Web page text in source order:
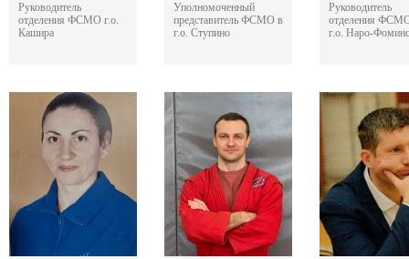
Руководитель
отделения ФСМО г.о.
Кашира
Уполномоченный
представитель ФСМО в
г.о. Ступино
Руководитель
отделения
г.о. Наро-